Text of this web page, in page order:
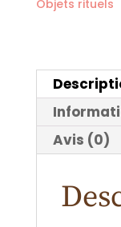
fumigation
Objets rituels
Avis (0)